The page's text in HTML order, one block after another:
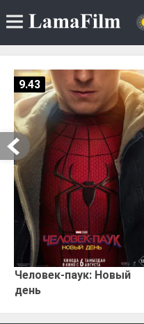
Человек-паук: Новый
день
9.43